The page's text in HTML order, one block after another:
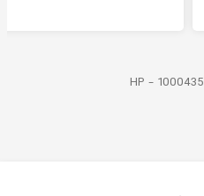
HP - 1000435